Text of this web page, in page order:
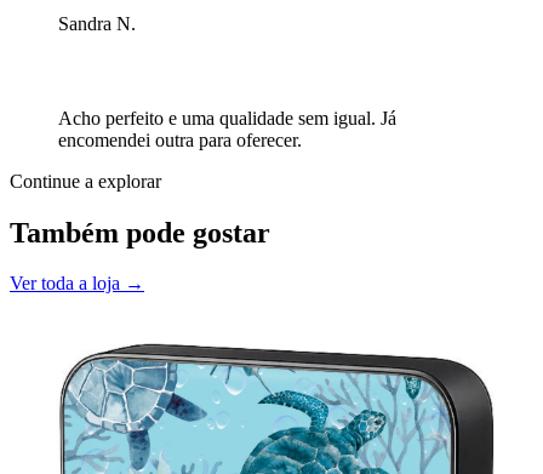
Sandra N.
Acho perfeito e uma qualidade sem igual. Já
encomendei outra para oferecer.
Continue a explorar
Também pode gostar
Ver toda a loja →